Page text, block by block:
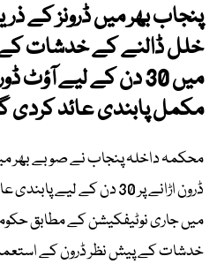
پنجاب بھر میں ڈرونز کے
خلل ڈالنے کے خدشات کے
میں 30 دن کے لیے آؤٹ
مکمل پابندی عائد کردی
ڈرون اڑانے پر 30 دن کے
میں جاری نوٹیفکیشن کے مطابق
خدشات کے پیش نظر ڈرون کے